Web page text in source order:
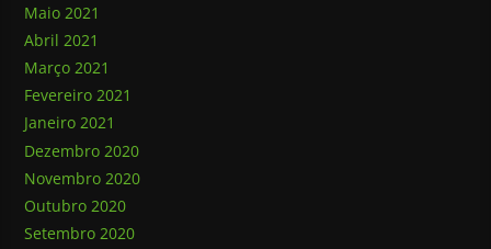
Maio 2021
Abril 2021
Março 2021
Fevereiro 2021
Janeiro 2021
Dezembro 2020
Novembro 2020
Outubro 2020
Setembro 2020